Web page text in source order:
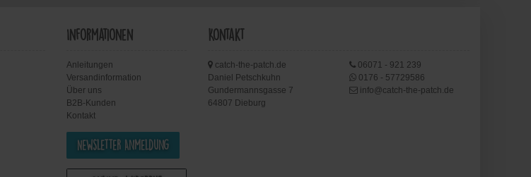
Informationen
Anleitungen
Versandinformation
Über uns
B2B-Kunden
Kontakt
Newsletter Anmeldung
Kontakt
catch-the-patch.de
Daniel Petschkuhn
Gundermannsgasse 7
64807 Dieburg
06071 - 921 239
0176 - 57729586
info@catch-the-patch.de